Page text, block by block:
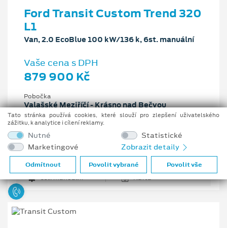
Ford Transit Custom Trend 320
L1
Van, 2.0 EcoBlue 100 kW/136 k, 6st. manuální
Vaše cena s DPH
879 900 Kč
Pobočka
Valašské Meziříčí - Krásno nad Bečvou
Původní cena s DPH
1 261 304 Kč
Cenové zvýhodnění
381 404 Kč
6st. manuální
Nafta
Tato stránka používá cookies, které slouží pro zlepšení uživatelského
zážitku, k analytice i cílení reklamy.
Nutné
Statistické
Marketingové
Zobrazit detaily
Odmítnout Povolit vybrané Povolit vše